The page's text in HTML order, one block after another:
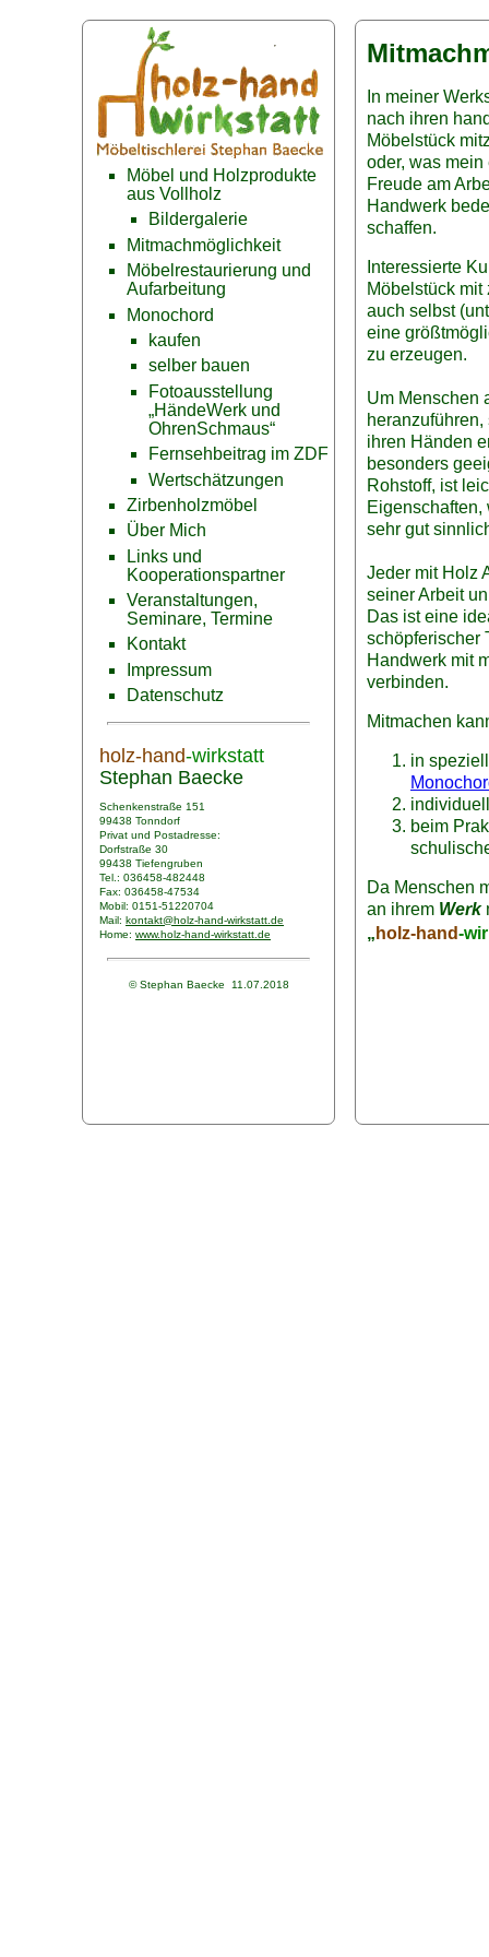
Möbel und Holzprodukte
aus Vollholz
Bildergalerie
Mitmachmöglichkeit
Möbelrestaurierung und
Aufarbeitung
Monochord
kaufen
selber bauen
Fotoausstellung
„HändeWerk und
OhrenSchmaus“
Fernsehbeitrag im ZDF
Wertschätzungen
Zirbenholzmöbel
Über Mich
Links und
Kooperationspartner
Veranstaltungen,
Seminare, Termine
Kontakt
Impressum
Datenschutz
holz-hand-wirkstatt
Stephan Baecke
Schenkenstraße 151
99438 Tonndorf
Privat und Postadresse:
Dorfstraße 30
99438 Tiefengruben
Tel.: 036458-482448
Fax: 036458-47534
Mobil: 0151-51220704
Mail: kontakt@holz-hand-wirkstatt.de
Home: www.holz-hand-wirkstatt.de
© Stephan Baecke 11.07.2018
In meiner
nach ihren
Möbelstück
oder, was
Freude am
Handwerk
schaffen.
Interessierte
Möbelstück
auch selbst
eine
zu erzeugen.
Um Menschen
ihren Händen
besonders
Rohstoff, ist
Eigenschaften,
sehr gut
Jeder mit Holz
seiner Arbeit
Das ist eine
schöpferischer
Handwerk mit
verbinden.
Mitmachen
in
beim
Da Menschen
an ihrem Werk
„ holz-hand-